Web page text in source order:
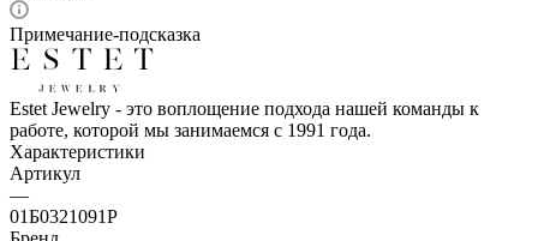
Примечание-подсказка
Estet Jewelry - это воплощение подхода нашей команды к
работе, которой мы занимаемся с 1991 года.
Характеристики
Артикул
—
01Б0321091Р